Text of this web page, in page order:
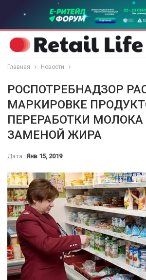
Главная Новости
РОСПОТРЕБНАДЗОР
МАРКИРОВКЕ
ПЕРЕРАБОТКИ МОЛОКА
ЗАМЕНОЙ ЖИРА
Дата: Янв 15, 2019